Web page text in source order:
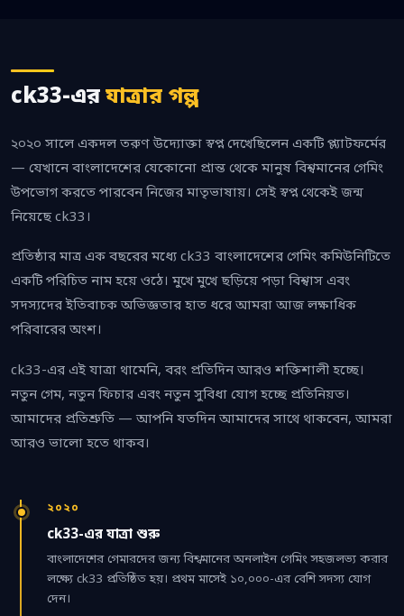
ck33-এরযাত্রার গল্প
২০২০ সালে একদল তরুণ উদ্যোক্তা স্বপ্ন দেখেছিলেন একটি প্ল্যাটফর্মের
— যেখানে বাংলাদেশের যেকোনো প্রান্ত থেকে মানুষ বিশ্বমানের গেমিং
উপভোগ করতে পারবেন নিজের মাতৃভাষায়। সেই স্বপ্ন থেকেই জন্ম
নিয়েছে ck33।
প্রতিষ্ঠার মাত্র এক বছরের মধ্যে ck33 বাংলাদেশের গেমিং কমিউনিটিতে
একটি পরিচিত নাম হয়ে ওঠে। মুখে মুখে ছড়িয়ে পড়া বিশ্বাস এবং
সদস্যদের ইতিবাচক অভিজ্ঞতার হাত ধরে আমরা আজ লক্ষাধিক
পরিবারের অংশ।
ck33-এর এই যাত্রা থামেনি, বরং প্রতিদিন আরও শক্তিশালী হচ্ছে।
নতুন গেম, নতুন ফিচার এবং নতুন সুবিধা যোগ হচ্ছে প্রতিনিয়ত।
আমাদের প্রতিশ্রুতি — আপনি যতদিন আমাদের সাথে থাকবেন, আমরা
আরও ভালো হতে থাকব।
২০২০
ck33-এর যাত্রা শুরু
বাংলাদেশের গেমারদের জন্য বিশ্বমানের অনলাইন গেমিং সহজলভ্য করার
লক্ষ্যে ck33 প্রতিষ্ঠিত হয়। প্রথম মাসেই ১০,০০০-এর বেশি সদস্য যোগ
দেন।